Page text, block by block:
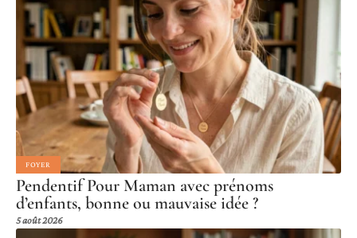
FOYER
Pendentif Pour Maman avec prénoms
d’enfants, bonne ou mauvaise idée ?
5 août 2026